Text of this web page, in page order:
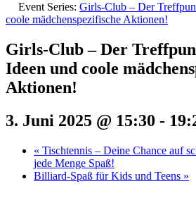
Event Series: Girls-Club – Der
coole mädchenspezifische Aktionen!
Girls-Club – Der
Ideen und coole
Aktionen!
3. Juni 2025 @ 15:30 -
« Tischtennis – Deine Chance auf
jede Menge Spaß!
Billiard-Spaß für Kids und Teens »